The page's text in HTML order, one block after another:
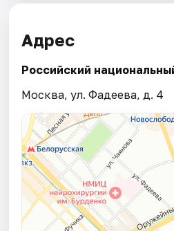
Адрес
Российский
Москва, ул. Фадеева, д. 4